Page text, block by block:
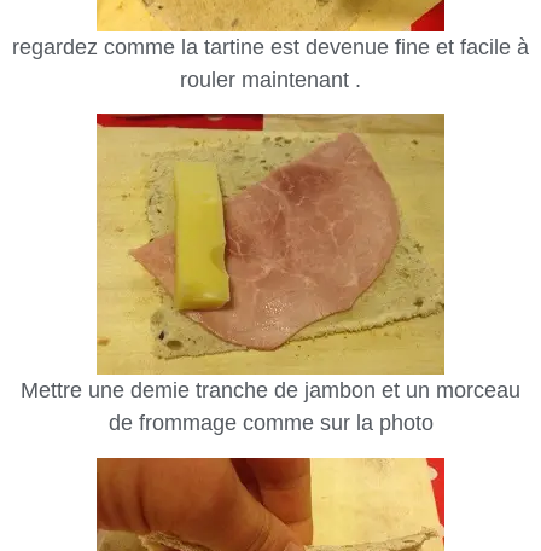
regardez comme la tartine est devenue fine et facile à
rouler maintenant .
Mettre une demie tranche de jambon et un morceau
de frommage comme sur la photo